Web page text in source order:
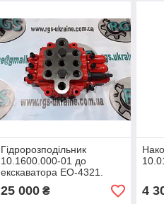
Гідророзподільник
10.1600.000-01 до
екскаватора ЕО-4321.
25 000₴ 4